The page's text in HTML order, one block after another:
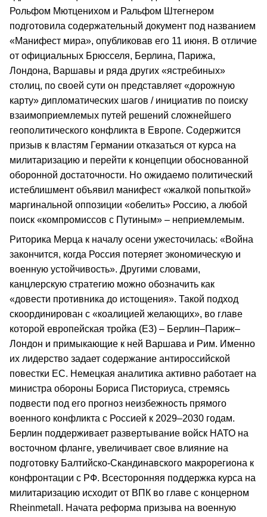
Рольфом Мютценихом и Ральфом Штегнером
подготовила содержательный документ под названием
«Манифест мира», опубликовав его 11 июня. В отличие
от официальных Брюсселя, Берлина, Парижа,
Лондона, Варшавы и ряда других «ястребиных»
столиц, по своей сути он представляет «дорожную
карту» дипломатических шагов / инициатив по поиску
взаимоприемлемых путей решений сложнейшего
геополитического конфликта в Европе. Содержится
призыв к властям Германии отказаться от курса на
милитаризацию и перейти к концепции обоснованной
оборонной достаточности. Но ожидаемо политический
истеблишмент объявил манифест «жалкой попыткой»
маргинальной оппозиции «обелить» Россию, а любой
поиск «компромиссов с Путиным» – неприемлемым.
Риторика Мерца к началу осени ужесточилась: «Война
закончится, когда Россия потеряет экономическую и
военную устойчивость». Другими словами,
канцлерскую стратегию можно обозначить как
«довести противника до истощения». Такой подход
скоординирован с «коалицией желающих», во главе
которой европейская тройка (Е3) – Берлин–Париж–
Лондон и примыкающие к ней Варшава и Рим. Именно
их лидерство задает содержание антироссийской
повестки ЕС. Немецкая аналитика активно работает на
министра обороны Бориса Писториуса, стремясь
подвести под его прогноз неизбежность прямого
военного конфликта с Россией к 2029–2030 годам.
Берлин поддерживает развертывание войск НАТО на
восточном фланге, увеличивает свое влияние на
подготовку Балтийско-Скандинавского макрорегиона к
конфронтации с РФ. Всесторонняя поддержка курса на
милитаризацию исходит от ВПК во главе с концерном
Rheinmetall. Начата реформа призыва на военную